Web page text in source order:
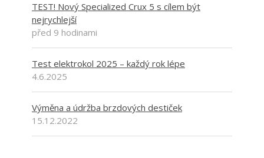
TEST! Nový Specialized Crux 5 s cílem být
nejrychlejší
před 9 hodinami
Test elektrokol 2025 – každý rok lépe
4.6.2025
Výměna a údržba brzdových destiček
15.12.2022